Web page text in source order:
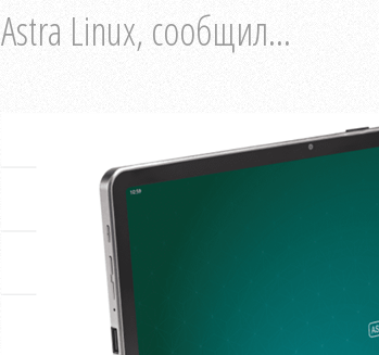
Astra Linux, сообщил...